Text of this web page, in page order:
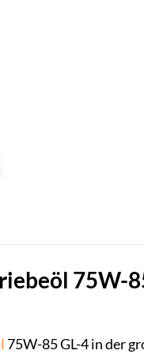
75W-
75W-85 GL-4 in der